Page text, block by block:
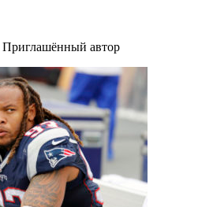
Приглашённый автор